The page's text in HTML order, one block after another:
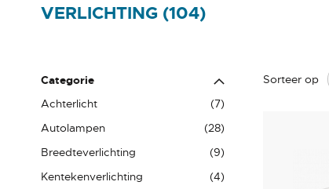
VERLICHTING (104)
Sorteer op
Categorie
Achterlicht
7
producten
Autolampen
28
producten
Breedteverlichting
9
producten
Kentekenverlichting
4
producten